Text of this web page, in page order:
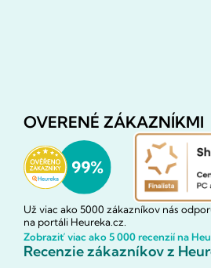
OVERENÉ ZÁKAZNÍKMI
Už viac ako 5000 zákazníkov nás
na portáli Heureka.cz.
Zobraziť viac ako 5 000 recenzií na
Recenzie zákazníkov z